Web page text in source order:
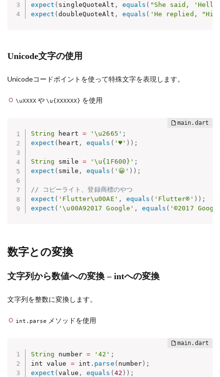
expect ( singleQuoteAlt , equals ( "She said,
expect (doubleQuoteAlt , equals ( 'He replied,
Unicode文字の使用
Unicodeコードポイントを使って特殊文字を表現します。
\uXXXX や \u{XXXXXX} を使用
String heart = '\u2665' ;
expect ( heart , equals ( '♥' ) ) ;
String smile = '\u{1F600}' ;
expect ( smile , equals ( '😀' ) ) ;
// コピーライト、登録商標のやつ
expect ( 'Flutter\u00AE' , equals ( 'Flutter®' ) ) ;
expect ( '\u00A92017 Google' , equals ( '©2017
数字との変換
文字列から数値への変換 – intへの変換
文字列を整数に変換します。
int.parse メソッドを使用
String number = '42' ;
int value = int . parse ( number ) ;
expect (value , equals ( 42 ) ) ;